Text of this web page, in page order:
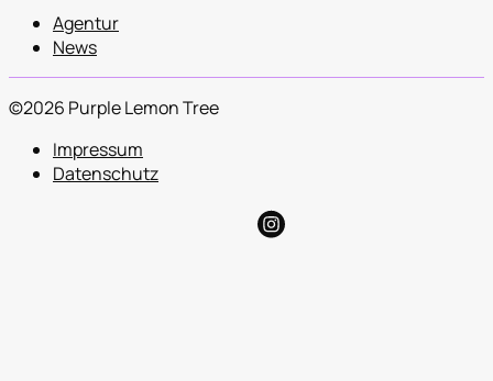
Agentur
News
©2026 Purple Lemon Tree
Impressum
Datenschutz